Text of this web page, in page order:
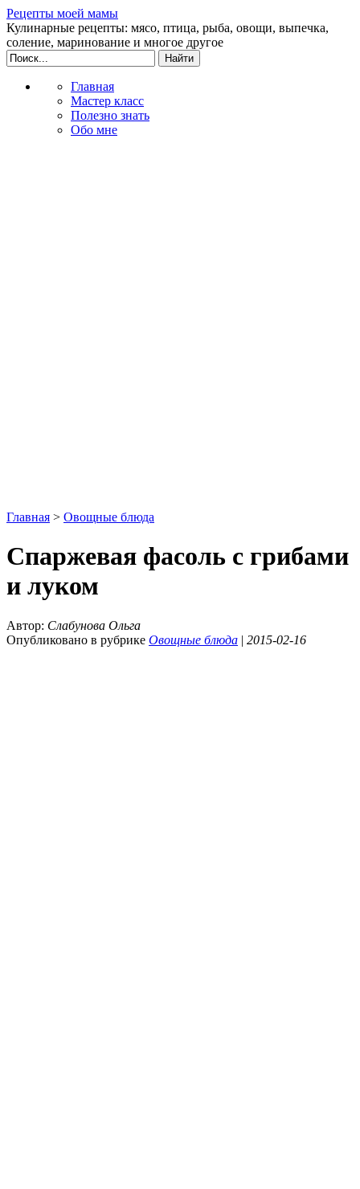
Рецепты моей мамы
Кулинарные рецепты: мясо, птица, рыба, овощи, выпечка,
соление, маринование и многое другое
Главная
Мастер класс
Полезно знать
Обо мне
Главная > Овощные блюда
Спаржевая фасоль с грибами
и луком
Автор: Слабунова Ольга
Опубликовано в рубрике Овощные блюда | 2015-02-16